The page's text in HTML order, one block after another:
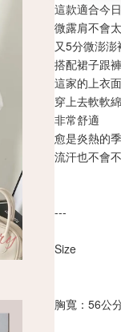
這款適合今
微露肩不會
又5分微澎
搭配裙子跟
這家的上衣
穿上去軟軟
非常舒適
愈是炎熱的
流汗也不會
---
Size
胸寬：56公